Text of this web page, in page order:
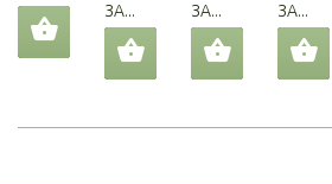
ЗА...
ЗА...
ЗА...